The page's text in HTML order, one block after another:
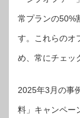
常プランの50%
す。これらのオ
め、常にチェッ
2025年3月の事
料」キャンペー